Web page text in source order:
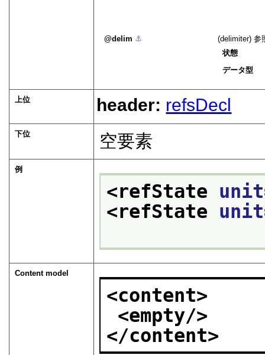
delim ⚓︎
(delimiter) 参
状態
データ型
上位 header: refsDecl
下位 空要素
例
<refState unit
<refState unit
Content model
<content>
<empty/>
</content>